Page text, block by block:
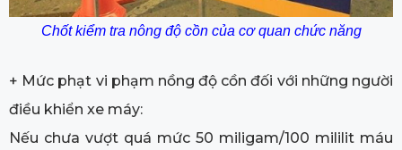
Chốt kiểm tra nông độ cồn của cơ quan chức năng
+ Mức phạt vi phạm nồng độ cồn đối với những người
điều khiển xe máy:
Nếu chưa vượt quá mức 50 miligam/100 mililit máu